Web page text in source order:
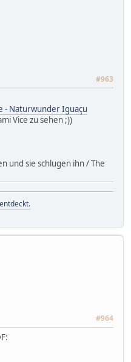
#963
- Naturwunder Iguaçu
Vice zu sehen ;))
und sie schlugen ihn / The
#964